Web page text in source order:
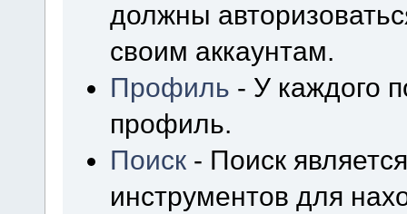
должны
своим аккаунтам.
Профиль - У каждого
профиль.
Поиск - Поиск
инструментов для